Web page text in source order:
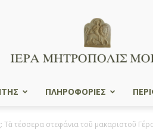
ΠΛΗΡΟΦΟΡΙΕΣ
τέσσερα στεφάνια τοῦ μακαριστοῦ